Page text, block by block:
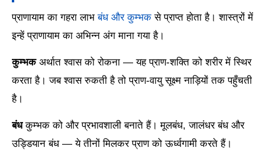
प्राणायाम का गहरा लाभबंध और कुम्भक से प्राप्त होता है। शास्त्रों में
इन्हें प्राणायाम का अभिन्न अंग माना गया है।
कुम्भकअर्थात श्वास को रोकना — यह प्राण-शक्ति को शरीर में स्थिर
करता है। जब श्वास रुकती है तो प्राण-वायु सूक्ष्म नाड़ियों तक पहुँचती
है।
बंधकुम्भक को और प्रभावशाली बनाते हैं। मूलबंध, जालंधर बंध और
उड्डियान बंध — ये तीनों मिलकर प्राण को ऊर्ध्वगामी करते हैं।